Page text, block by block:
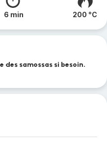
6 min 200 °C
des samossas si besoin.